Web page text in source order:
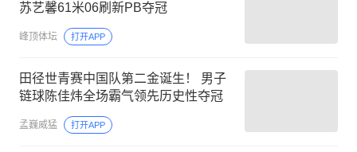
苏艺馨61米06刷新PB夺冠
峰顶体坛 打开APP
田径世青赛中国队第二金诞生！ 男子
链球陈佳炜全场霸气领先历史性夺冠
孟巍威猛 打开APP